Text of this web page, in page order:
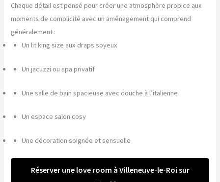
Chaque détail est pensé pour créer une atmosphère propice aux
moments de complicité avec un aménagement qui comprend
généralement :
Un lit king size aux draps soyeux
Un jacuzzi ou spa privatif
Une salle de bain spacieuse avec douche à l’italienne
Un espace salon cosy
Une décoration soignée et sensuelle
Réserver une love room à Villeneuve-le-Roi sur